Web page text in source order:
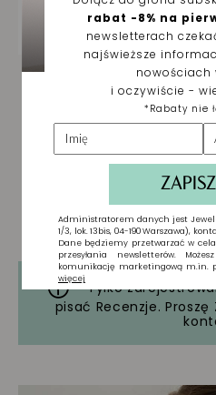
Tylko
pisać Recenzje. Proszę